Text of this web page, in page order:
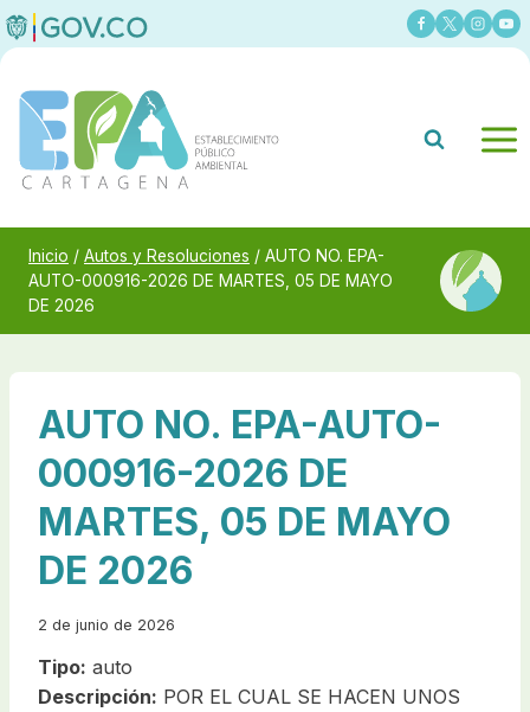
Saltar
al
Inicio / Autos y Resoluciones / AUTO NO. EPA-
AUTO-000916-2026 DE MARTES, 05 DE MAYO
DE 2026
AUTO NO. EPA-AUTO-
000916-2026 DE
MARTES, 05 DE MAYO
DE 2026
2 de junio de 2026
Tipo: auto
Descripción: POR EL CUAL SE HACEN UNOS